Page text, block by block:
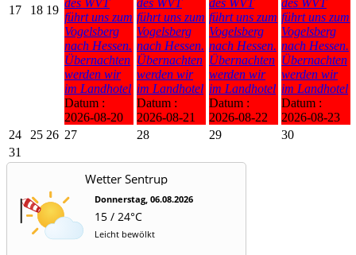
17 18 19
des WVT
führt uns zum
Vogelsberg
nach Hessen.
Übernachten
werden wir
im Landhotel
Datum :
2026-08-20
des WVT
führt uns zum
Vogelsberg
nach Hessen.
Übernachten
werden wir
im Landhotel
Datum :
2026-08-21
des WVT
führt uns zum
Vogelsberg
nach Hessen.
Übernachten
werden wir
im Landhotel
Datum :
2026-08-22
des WVT
führt uns zum
Vogelsberg
nach Hessen.
Übernachten
werden wir
im Landhotel
Datum :
2026-08-23
24
25 26 27 28 29
30
31
Wetter Sentrup
Donnerstag, 06.08.2026
15 / 24°C
Leicht bewölkt